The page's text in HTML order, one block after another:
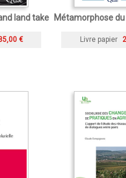
land take
€
Métamorphose
Livre papier